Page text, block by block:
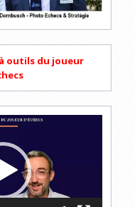
outils du joueur